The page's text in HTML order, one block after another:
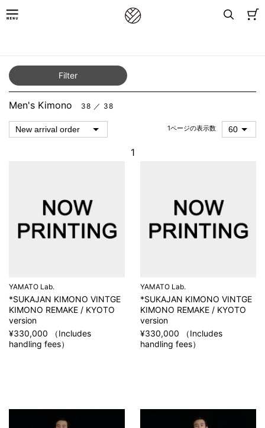
Filter
Men's Kimono 38 ／ 38
1ページの表示数
1
YAMATO Lab.
*SUKAJAN KIMONO VINTGE
KIMONO REMAKE / KYOTO
version
¥330,000 （Includes
handling fees）
YAMATO Lab.
*SUKAJAN KIMONO VINTGE
KIMONO REMAKE / KYOTO
version
¥330,000 （Includes
handling fees）